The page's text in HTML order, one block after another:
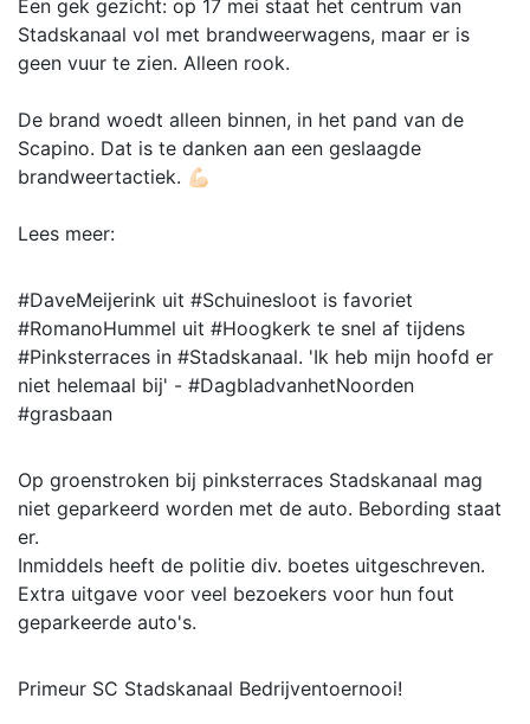
Een gek gezicht: op 17 mei staat het centrum van
Stadskanaal vol met brandweerwagens, maar er is
geen vuur te zien. Alleen rook.
De brand woedt alleen binnen, in het pand van de
Scapino. Dat is te danken aan een geslaagde
brandweertactiek. 💪🏻
Lees meer:
#DaveMeijerink uit #Schuinesloot is favoriet
#RomanoHummel uit #Hoogkerk te snel af tijdens
#Pinksterraces in #Stadskanaal. 'Ik heb mijn hoofd er
niet helemaal bij' - #DagbladvanhetNoorden
#grasbaan
Op groenstroken bij pinksterraces Stadskanaal mag
niet geparkeerd worden met de auto. Bebording staat
er.
Inmiddels heeft de politie div. boetes uitgeschreven.
Extra uitgave voor veel bezoekers voor hun fout
geparkeerde auto's.
Primeur SC Stadskanaal Bedrijventoernooi!